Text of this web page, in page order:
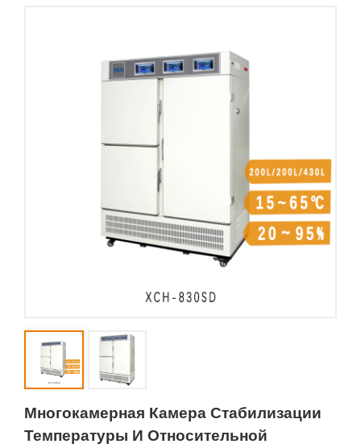
Многокамерная Камера Стабилизации
Температуры И Относительной